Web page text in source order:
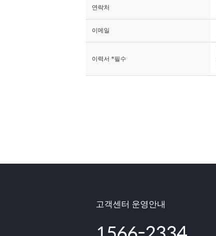
연락처
이메일
이력서 *필수
고객센터 운영안내